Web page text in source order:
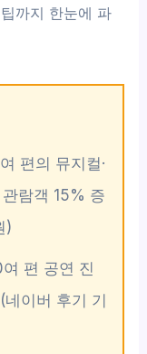
까지 한눈에 파
편의 뮤지컬·
관람객 15% 증
)
편 공연 진
이버 후기 기